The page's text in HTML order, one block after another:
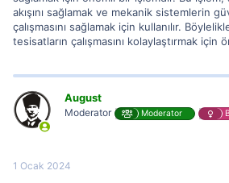
akışını sağlamak ve mekanik sistemlerin
çalışmasını sağlamak için kullanılır.
tesisatların çalışmasını kolaylaştırmak için
August
Moderator Moderator
1 Ocak 2024